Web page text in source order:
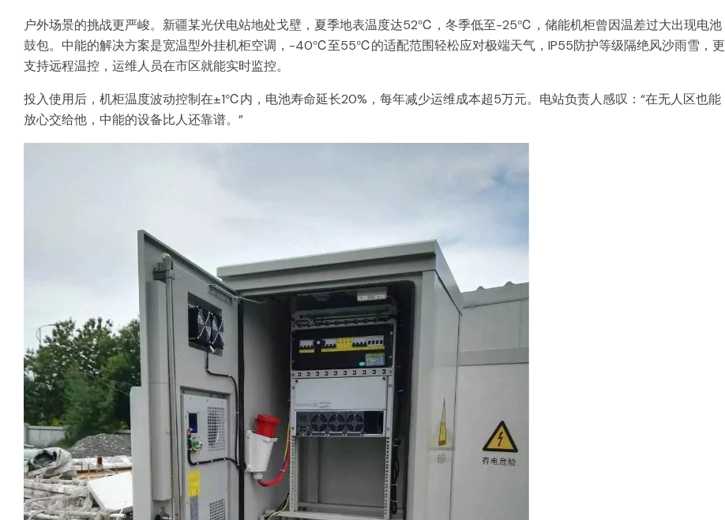
户外场景的挑战更严峻。新疆某光伏电站地处戈壁，夏季地表温度达52℃，冬季低至-25℃，储能机柜曾因温差过大出现电池
鼓包。中能的解决方案是宽温型外挂机柜空调，-40℃至55℃的适配范围轻松应对极端天气，IP55防护等级隔绝风沙雨雪，更
支持远程温控，运维人员在市区就能实时监控。
投入使用后，机柜温度波动控制在±1℃内，电池寿命延长20%，每年减少运维成本超5万元。电站负责人感叹：“在无人区也能
放心交给他，中能的设备比人还靠谱。”